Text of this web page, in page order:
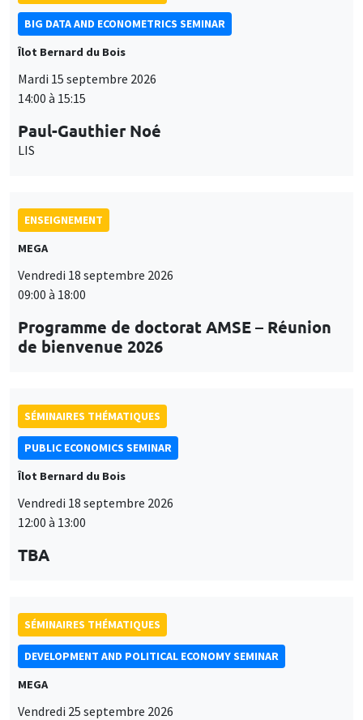
BIG DATA AND ECONOMETRICS SEMINAR
Îlot Bernard du Bois
Mardi 15 septembre 2026
14:00 à 15:15
Paul-Gauthier Noé
LIS
ENSEIGNEMENT
MEGA
Vendredi 18 septembre 2026
09:00 à 18:00
Programme de doctorat AMSE – Réunion
de bienvenue 2026
SÉMINAIRES THÉMATIQUES
PUBLIC ECONOMICS SEMINAR
Îlot Bernard du Bois
Vendredi 18 septembre 2026
12:00 à 13:00
TBA
SÉMINAIRES THÉMATIQUES
DEVELOPMENT AND POLITICAL ECONOMY SEMINAR
MEGA
Vendredi 25 septembre 2026